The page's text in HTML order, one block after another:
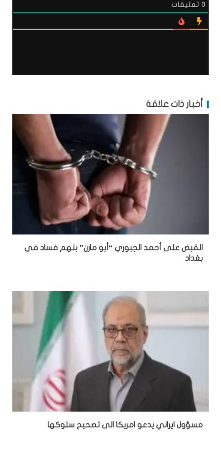
0 تعليقات
أخبار ذات علاقة
القبض على أحمد الجبوري “أبو مازن” بتهم فساد في
بغداد
مسؤول ايراني يدعو امريكا الى تصحيح سلوكها